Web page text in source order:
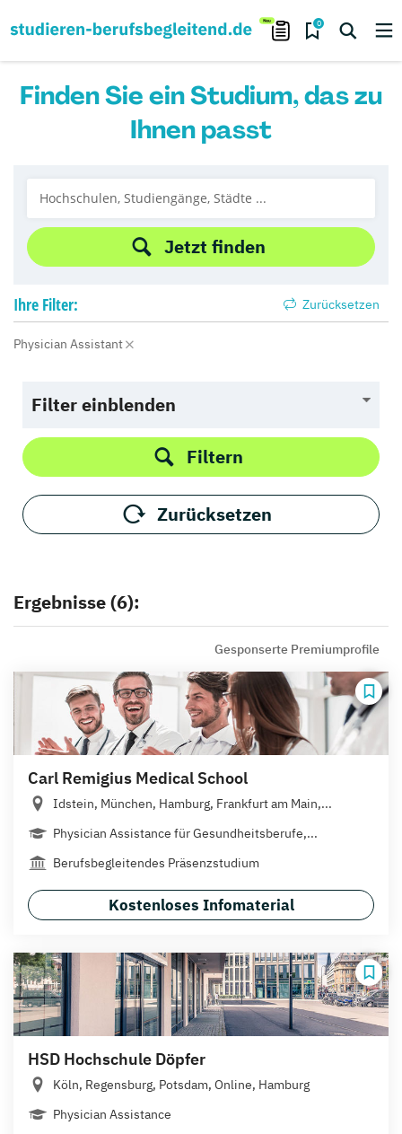
0
Finden Sie ein Studium, das zu
Ihnen passt
Jetzt finden
Ihre Filter: Zurücksetzen
Physician Assistant
Filter einblenden
Filtern
Zurücksetzen
Ergebnisse (6):
Gesponserte Premiumprofile
Carl Remigius Medical School
Idstein, München, Hamburg, Frankfurt am Main,...
Physician Assistance für Gesundheitsberufe,...
Berufsbegleitendes Präsenzstudium
Kostenloses Infomaterial
HSD Hochschule Döpfer
Köln, Regensburg, Potsdam, Online, Hamburg
Physician Assistance